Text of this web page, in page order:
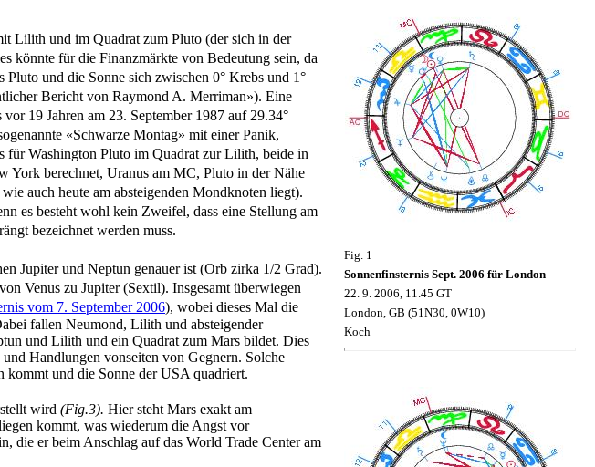
Fig. 1
Sonnenfinsternis Sept. 2006 für London
22. 9. 2006, 11.45 GT
London, GB (51N30, 0W10)
Koch
Lilith und im Quadrat zum Pluto (der sich in der
könnte für die Finanzmärkte von Bedeutung sein, da
und die Sonne sich zwischen 0° Krebs und 1°
Bericht von Raymond A. Merriman»). Eine
19 Jahren am 23. September 1987 auf 29.34°
«Schwarze Montag» mit einer Panik,
für Washington Pluto im Quadrat zur Lilith, beide in
York berechnet, Uranus am MC, Pluto in der Nähe
auch heute am absteigenden Mondknoten liegt).
es besteht wohl kein Zweifel, dass eine Stellung am
bezeichnet werden muss.
Jupiter und Neptun genauer ist (Orb zirka 1/2 Grad).
Venus zu Jupiter (Sextil). Insgesamt überwiegen
vom 7. September 2006), wobei dieses Mal die
fallen Neumond, Lilith und absteigender
und Lilith und ein Quadrat zum Mars bildet. Dies
Handlungen vonseiten von Gegnern. Solche
und die Sonne der USA quadriert.
wird (Fig.3). Hier steht Mars exakt am
kommt, was wiederum die Angst vor
die er beim Anschlag auf das World Trade Center am